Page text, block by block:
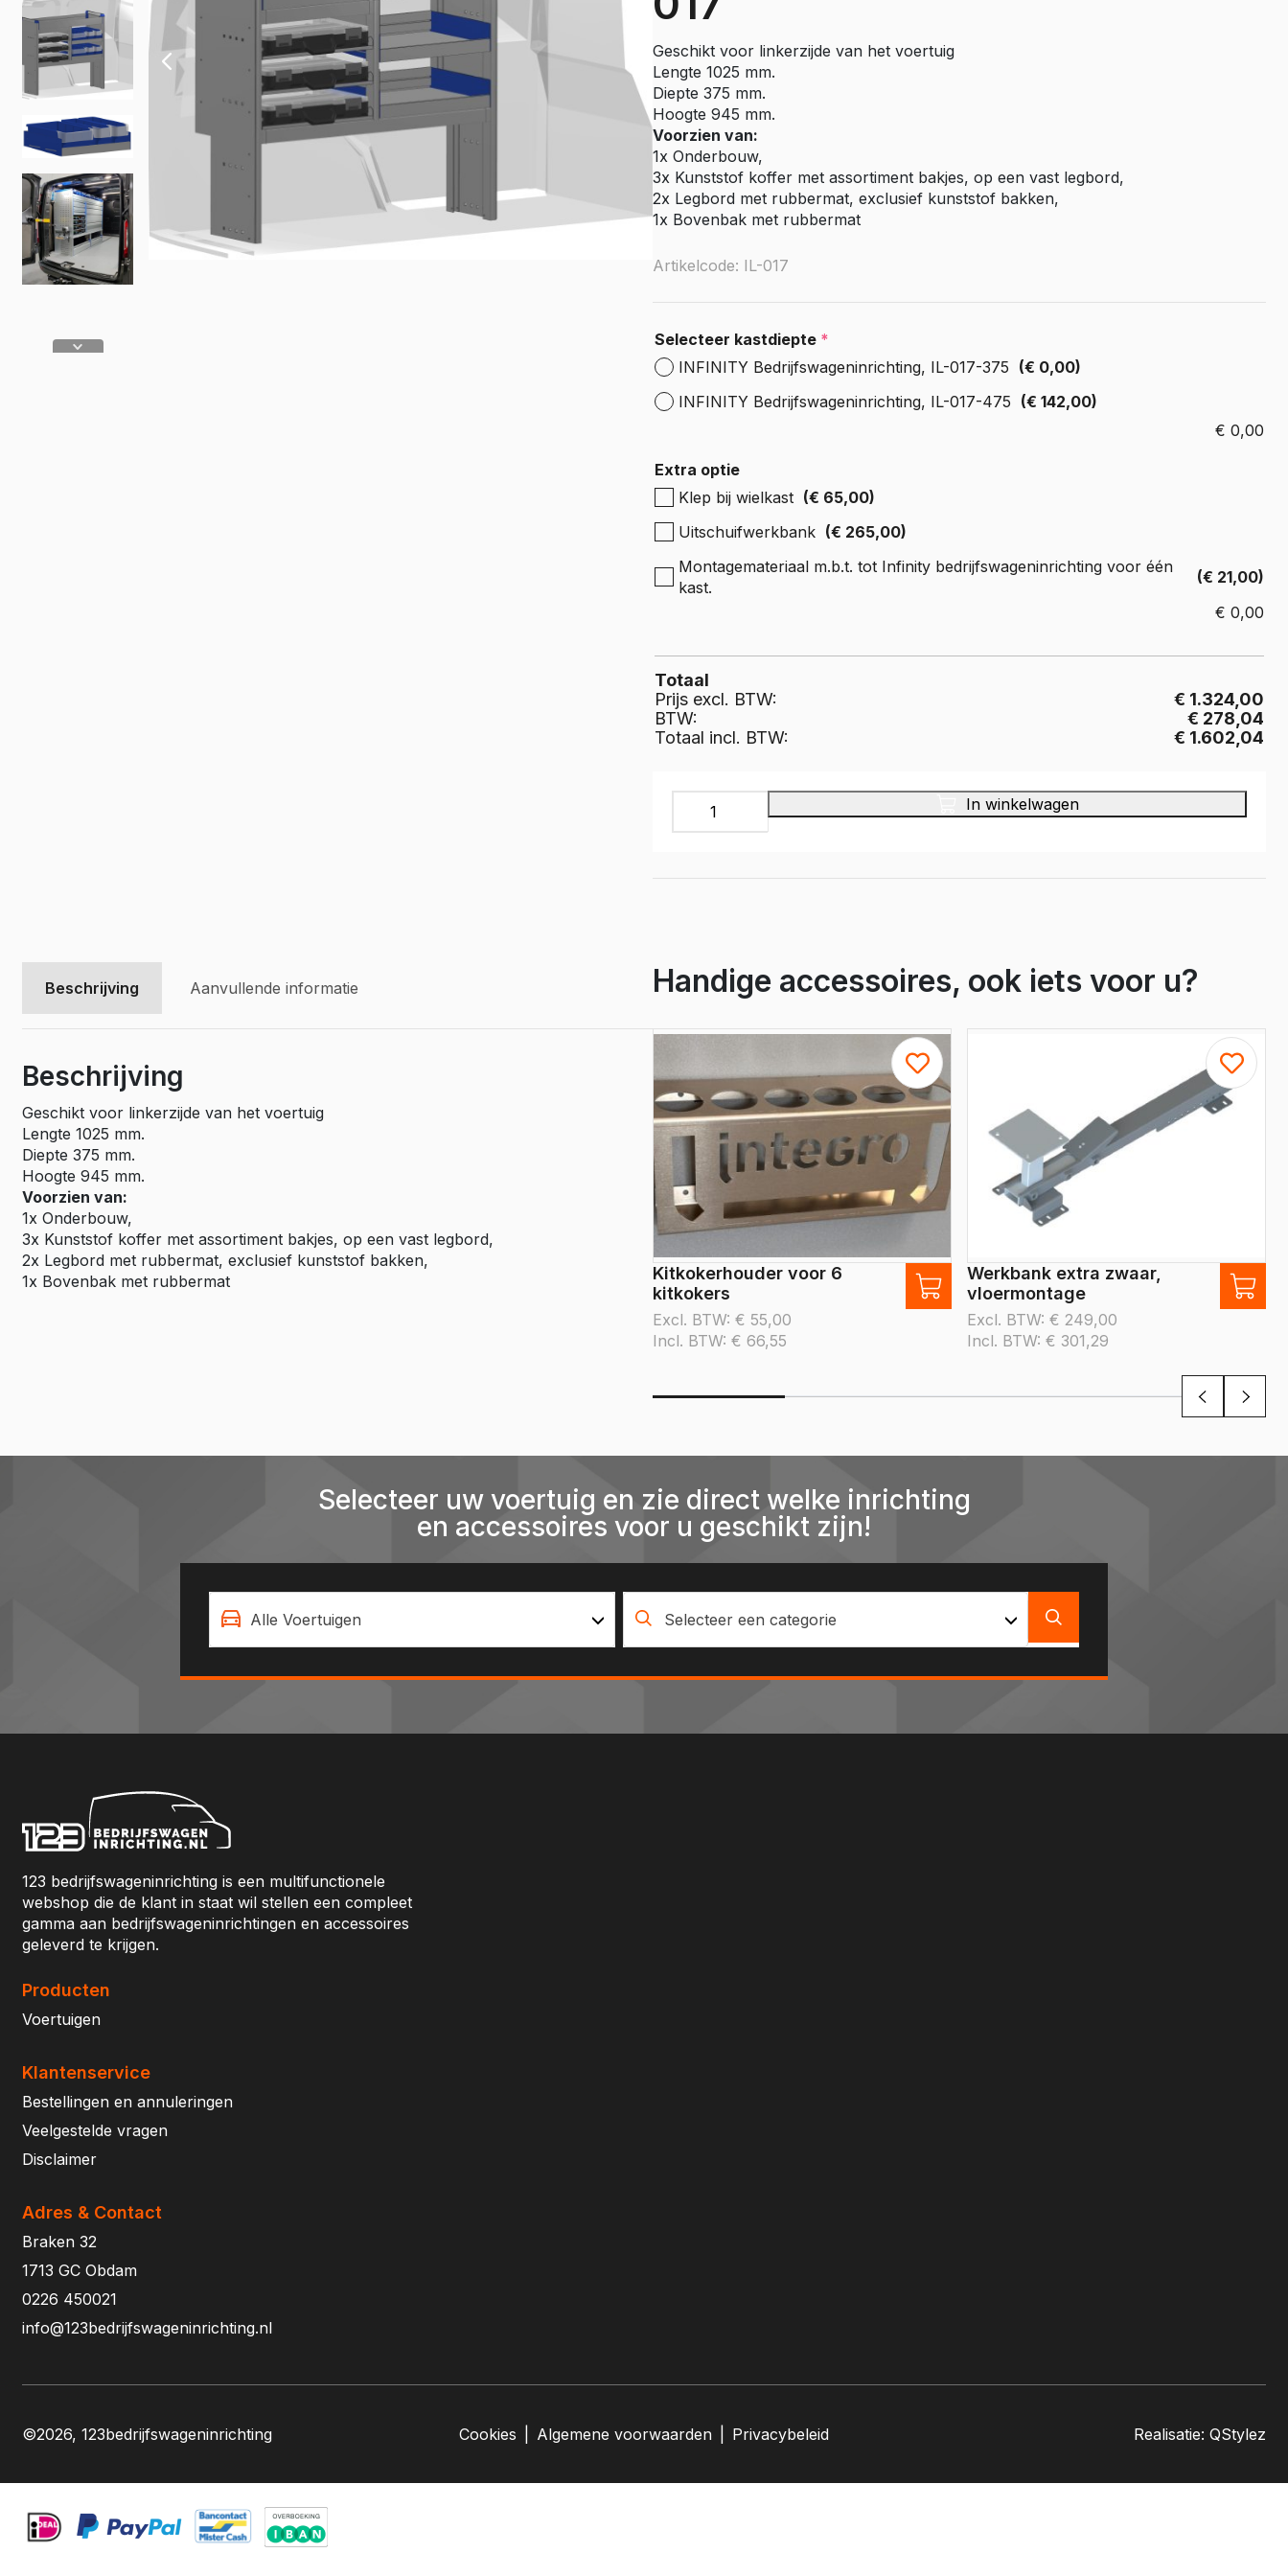
Fiat
Doblo
Scudo
e Scudo
e Doblo
Talento
Ducato
Iveco
Daily
eJolly
eSuper Jolly
KIA
PV5 Cargo
MAN
e Vito
Sprinter
e Sprinter RWD
Nissan
Townstar
Townstar Electric
Interstar
Partner
e Partner
Expert
Boxer
ProAce City Electric
Caddy
Transporter T7
Geschikt voor linkerzijde van het voertuig
Lengte 1025 mm.
Diepte 375 mm.
Hoogte 945 mm.
Voorzien van:
1x Onderbouw,
3x Kunststof koffer met assortiment bakjes, op een vast legbord,
2x Legbord met rubbermat, exclusief kunststof bakken,
1x Bovenbak met rubbermat
Artikelcode: IL-017
Selecteer kastdiepte *
INFINITY Bedrijfswageninrichting, IL-017-375 (€ 0,00)
INFINITY Bedrijfswageninrichting, IL-017-475 (€ 142,00)
€ 0,00
Extra optie
Klep bij wielkast (€ 65,00)
Uitschuifwerkbank (€ 265,00)
Montagemateriaal m.b.t. tot Infinity bedrijfswageninrichting voor één
kast.
(€ 21,00)
€ 0,00
Totaal
Prijs excl. BTW:
€ 1.324,00
BTW:
€ 278,04
Totaal incl. BTW:
€ 1.602,04
INFINITY
Bedrijfswageninrichting,
In winkelwagen
Beschrijving Aanvullende informatie
Beschrijving
Geschikt voor linkerzijde van het voertuig
Lengte 1025 mm.
Diepte 375 mm.
Hoogte 945 mm.
Voorzien van:
1x Onderbouw,
3x Kunststof koffer met assortiment bakjes, op een vast legbord,
2x Legbord met rubbermat, exclusief kunststof bakken,
1x Bovenbak met rubbermat
Handige accessoires, ook iets voor u?
Kitkokerhouder voor 6
kitkokers
Excl. BTW: € 55,00
Incl. BTW: € 66,55
Werkbank extra zwaar,
vloermontage
Excl. BTW: € 249,00
Incl. BTW: € 301,29
Selecteer uw voertuig en zie direct welke inrichting
en accessoires voor u geschikt zijn!
Alle Voertuigen Selecteer een categorie
123 bedrijfswageninrichting is een multifunctionele
webshop die de klant in staat wil stellen een compleet
gamma aan bedrijfswageninrichtingen en accessoires
geleverd te krijgen.
Producten
Voertuigen
Klantenservice
Bestellingen en annuleringen
Veelgestelde vragen
Disclaimer
Adres & Contact
Braken 32
1713 GC Obdam
0226 450021
info@123bedrijfswageninrichting.nl
©2026, 123bedrijfswageninrichting Cookies Algemene voorwaarden Privacybeleid Realisatie: QStylez